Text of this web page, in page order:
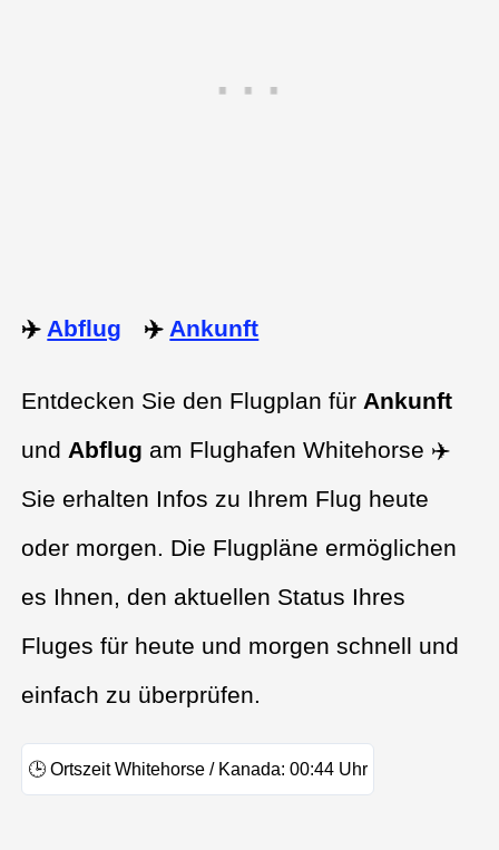
✈️ Abflug ✈️ Ankunft
Entdecken Sie den Flugplan für Ankunft
und Abflug am Flughafen Whitehorse ✈️
Sie erhalten Infos zu Ihrem Flug heute
oder morgen. Die Flugpläne ermöglichen
es Ihnen, den aktuellen Status Ihres
Fluges für heute und morgen schnell und
einfach zu überprüfen.
🕒 Ortszeit Whitehorse / Kanada: 00:44 Uhr